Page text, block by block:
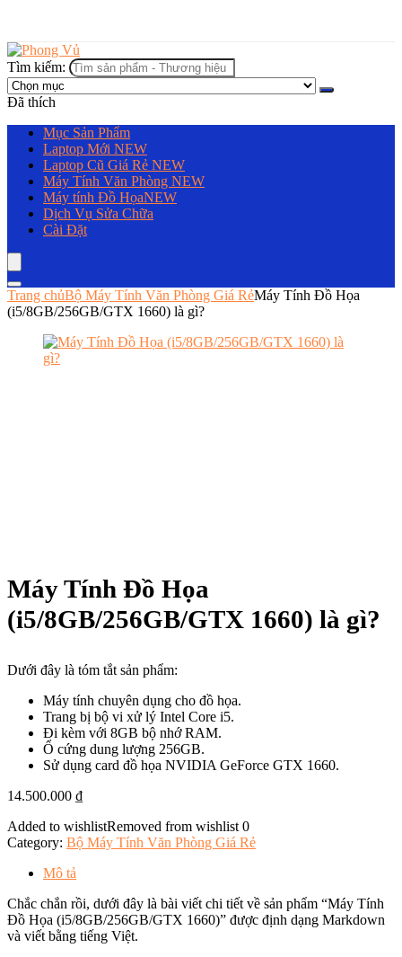
Tìm kiếm:
Đã thích
Mục Sản Phẩm
Laptop Mới NEW
Laptop Cũ Giá Rẻ NEW
Máy Tính Văn Phòng NEW
Máy tính Đồ HọaNEW
Dịch Vụ Sửa Chữa
Cài Đặt
Trang chủBộ Máy Tính Văn Phòng Giá RẻMáy Tính Đồ Họa
(i5/8GB/256GB/GTX 1660) là gì?
Máy Tính Đồ Họa
(i5/8GB/256GB/GTX 1660) là gì?
Dưới đây là tóm tắt sản phẩm:
Máy tính chuyên dụng cho đồ họa.
Trang bị bộ vi xử lý Intel Core i5.
Đi kèm với 8GB bộ nhớ RAM.
Ổ cứng dung lượng 256GB.
Sử dụng card đồ họa NVIDIA GeForce GTX 1660.
14.500.000 ₫
Added to wishlistRemoved from wishlist 0
Category: Bộ Máy Tính Văn Phòng Giá Rẻ
Mô tả
Chắc chắn rồi, dưới đây là bài viết chi tiết về sản phẩm “Máy Tính
Đồ Họa (i5/8GB/256GB/GTX 1660)” được định dạng Markdown
và viết bằng tiếng Việt.